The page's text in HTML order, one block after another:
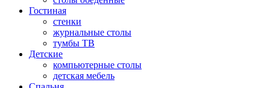
Гостиная
стенки
журнальные столы
тумбы ТВ
Детские
компьютерные столы
детская мебель